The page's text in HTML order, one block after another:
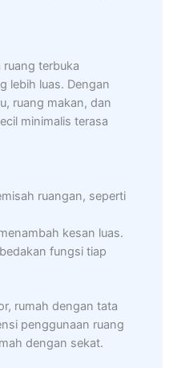
terbuka
lebih luas. Dengan
ruang makan, dan
minimalis terasa
ruangan, seperti
kesan luas.
fungsi tiap
rumah dengan tata
penggunaan ruang
dengan sekat.